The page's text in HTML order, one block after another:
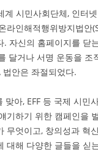
계 시민사회단체, 인터
라인해적행위방지법안
. 자신의 홈페이지를 닫
달거나 서명 운동을 조
법안은 좌절되었다.
맞아, EFF 등 국제 시민
기하기 위한 캠페인을
무엇이고, 창의성과 혁
대해 다양한 글들을 싣